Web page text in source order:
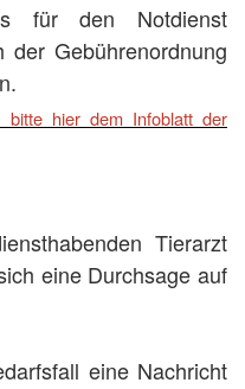
für den Notdienst
der Gebührenordnung
bitte hier dem Infoblatt der
Tierarzt
eine Durchsage auf
eine Nachricht